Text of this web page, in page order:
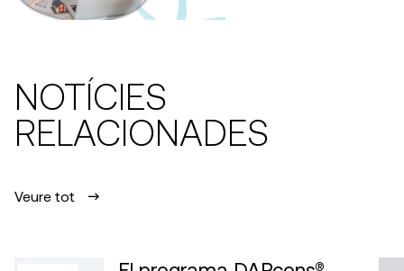
NOTÍCIES
RELACIONADES
Veure tot